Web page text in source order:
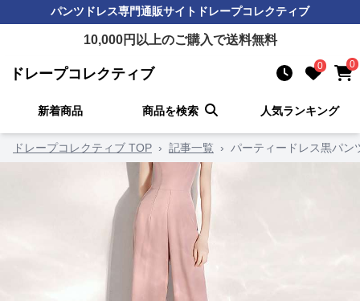
パンツドレス専門通販サイト ドレープコレクティブ
10,000円以上のご購入で送料無料
ドレープコレクティブ 0 0
新着商品 商品を検索 人気ランキング
ドレープコレクティブ TOP › 記事一覧 › パーティードレス黒パン